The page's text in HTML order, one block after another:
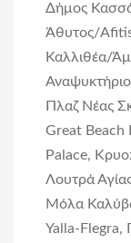
Δήμος
Άθυτος/
Καλλιθέα/
Πλαζ Νέας
Great Beach
Palace,
Λουτρά
Μόλα
Yalla-Flegra,